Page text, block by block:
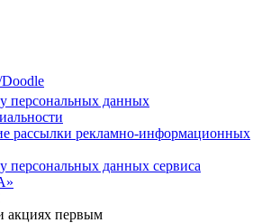
персональных данных
рассылки рекламно-информационных
персональных данных сервиса
акциях первым